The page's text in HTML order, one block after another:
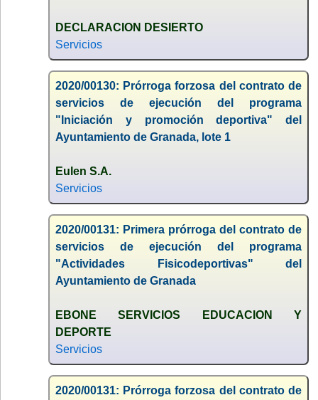
DECLARACION DESIERTO
Servicios
2020/00130: Prórroga forzosa del contrato de
servicios de ejecución del programa
"Iniciación y promoción deportiva" del
Ayuntamiento de Granada, lote 1
Eulen S.A.
Servicios
2020/00131: Primera prórroga del contrato de
servicios de ejecución del programa
"Actividades Fisicodeportivas" del
Ayuntamiento de Granada
EBONE SERVICIOS EDUCACION Y
DEPORTE
Servicios
2020/00131: Prórroga forzosa del contrato de